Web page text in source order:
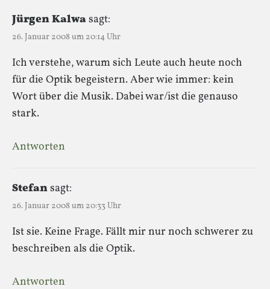
Jürgen Kalwasagt:
26. Januar 2008 um 20:14 Uhr
Ich verstehe, warum sich Leute auch heute noch
für die Optik begeistern. Aber wie immer: kein
Wort über die Musik. Dabei war/ist die genauso
stark.
Antworten
Stefansagt:
26. Januar 2008 um 20:33 Uhr
Ist sie. Keine Frage. Fällt mir nur noch schwerer zu
beschreiben als die Optik.
Antworten